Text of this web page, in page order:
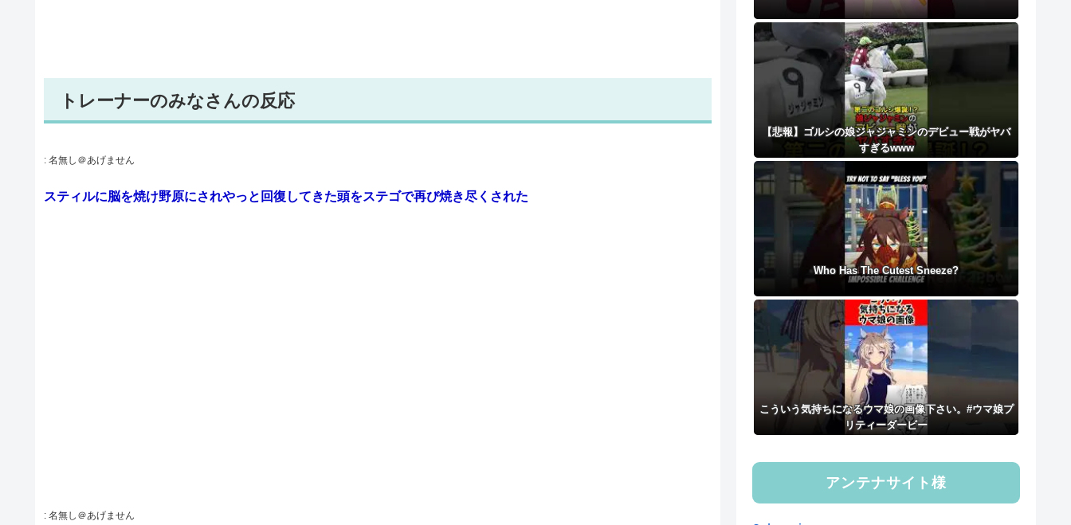
トレーナーのみなさんの反応
: 名無し＠あげません
スティルに脳を焼け野原にされやっと回復してきた頭をステゴで再び焼き尽くされた
: 名無し＠あげません
【悲報】ゴルシの娘ジャジャミンのデビュー戦がヤバ
すぎるwww
Who Has The Cutest Sneeze?
こういう気持ちになるウマ娘の画像下さい。#ウマ娘プ
リティーダービー
アンテナサイト様